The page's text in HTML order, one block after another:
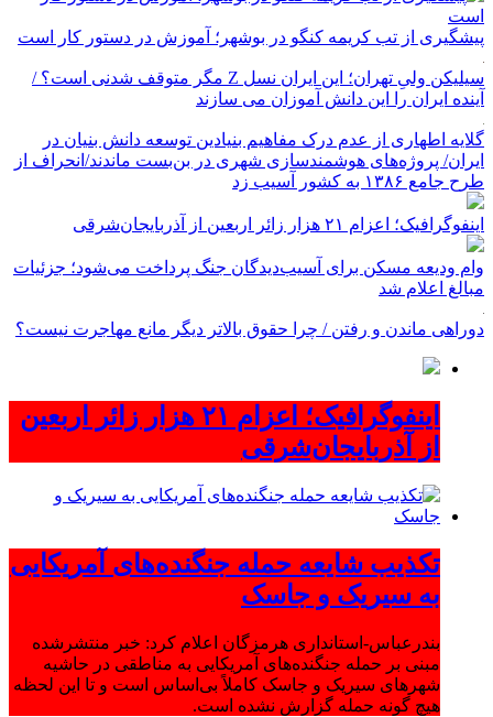
پیشگیری از تب کریمه کنگو در بوشهر؛ آموزش در دستور کار است
سیلیکن ولیِ تهران؛ این ایران نسل Z مگر متوقف شدنی است؟ /
آینده ایران را این دانش آموزان می سازند
گلایه اطهاری از عدم درک مفاهیم بنیادین توسعه دانش بنیان در
ایران/ پروژه‌های هوشمندسازی شهری در بن‌بست ماندند/انحراف از
طرح جامع ۱۳۸۶ به کشور آسیب زد
اینفوگرافیک؛ اعزام ۲۱ هزار زائر اربعین از آذربایجان‌شرقی
وام ودیعه مسکن برای آسیب‌دیدگان جنگ پرداخت می‌شود؛ جزئیات
مبالغ اعلام شد
دوراهی ماندن و رفتن / چرا حقوق بالاتر دیگر مانع مهاجرت نیست؟
اینفوگرافیک؛ اعزام ۲۱ هزار زائر اربعین
از آذربایجان‌شرقی
تکذیب شایعه حمله جنگنده‌های آمریکایی
به سیریک و جاسک
بندرعباس-استانداری هرمزگان اعلام کرد: خبر منتشرشده
مبنی بر حمله جنگنده‌های آمریکایی به مناطقی در حاشیه
شهرهای سیریک و جاسک کاملاً بی‌اساس است و تا این لحظه
هیچ گونه حمله گزارش نشده است.